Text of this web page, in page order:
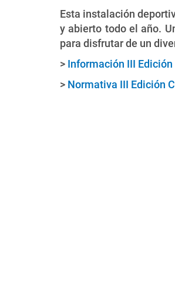
Esta instalación
y abierto todo el año.
para disfrutar de un
> Información III Edición
> Normativa III Edición